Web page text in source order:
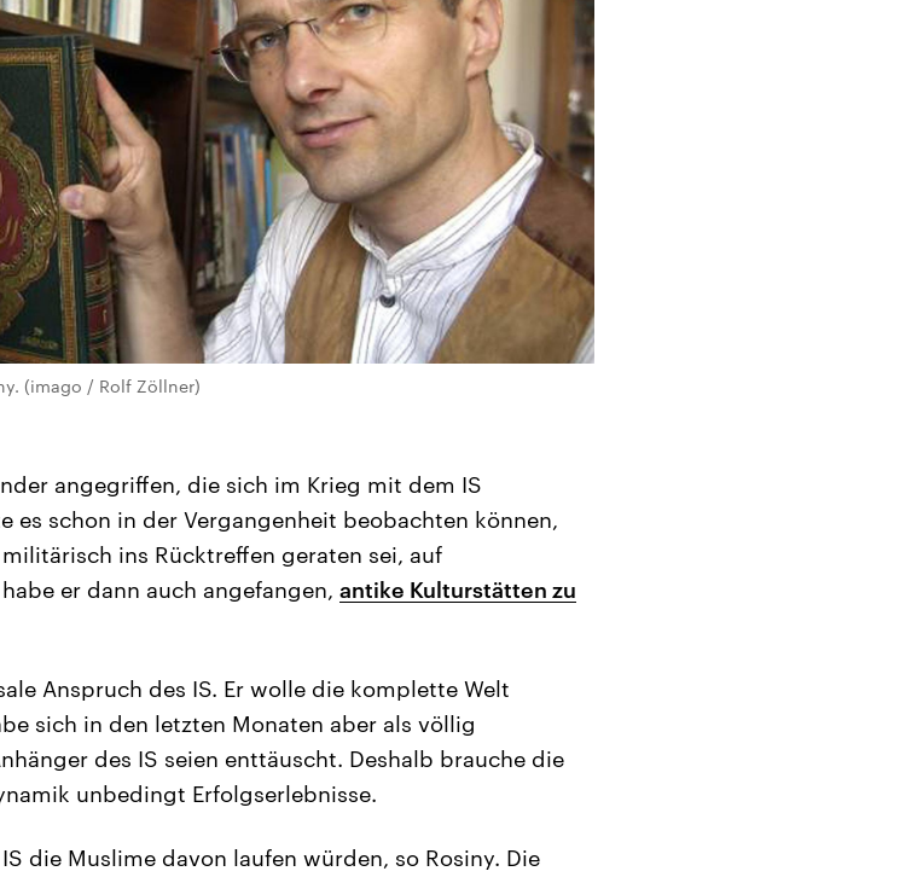
(imago / Rolf Zöllner)
angegriffen, die sich im Krieg mit dem IS
es schon in der Vergangenheit beobachten können,
ins Rücktreffen geraten sei, auf
er dann auch angefangen, antike Kulturstätten zu
Anspruch des IS. Er wolle die komplette Welt
sich in den letzten Monaten aber als völlig
des IS seien enttäuscht. Deshalb brauche die
unbedingt Erfolgserlebnisse.
die Muslime davon laufen würden, so Rosiny. Die